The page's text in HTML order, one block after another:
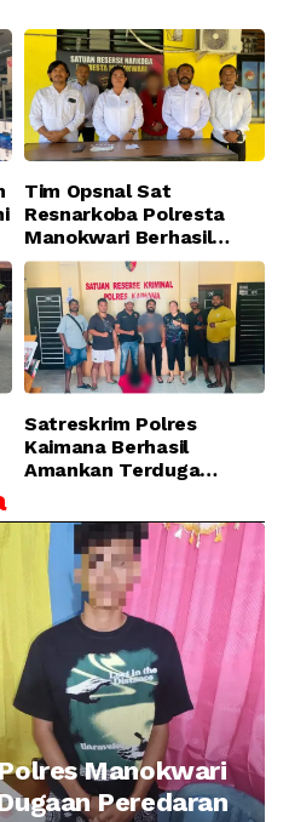
Barat
Tim Opsnal Sat
Resnarkoba Polresta
Manokwari Berhasil
Ungkap Kasus Tindak
Pidana Narkotika
Golongan I Jenis Shabu
di SP 4 Distrik Prafi kab.
Manokwari
Satreskrim Polres
Kaimana Berhasil
Amankan Terduga
Menggunakan Senjata
Tajam
Manokwari
Peredaran